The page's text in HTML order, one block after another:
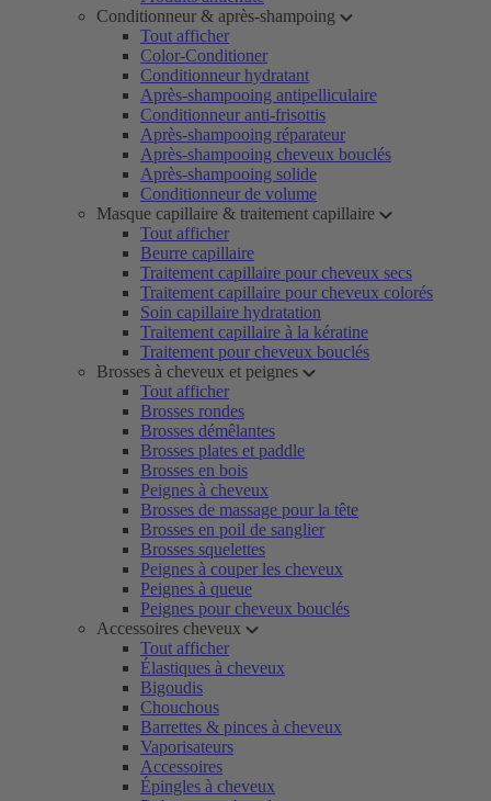
Conditionneur & après-shampoing
Tout afficher
Color-Conditioner
Conditionneur hydratant
Après-shampooing antipelliculaire
Conditionneur anti-frisottis
Après-shampooing réparateur
Après-shampooing cheveux bouclés
Après-shampooing solide
Conditionneur de volume
Masque capillaire & traitement capillaire
Tout afficher
Beurre capillaire
Traitement capillaire pour cheveux secs
Traitement capillaire pour cheveux colorés
Soin capillaire hydratation
Traitement capillaire à la kératine
Traitement pour cheveux bouclés
Brosses à cheveux et peignes
Tout afficher
Brosses rondes
Brosses démêlantes
Brosses plates et paddle
Brosses en bois
Peignes à cheveux
Brosses de massage pour la tête
Brosses en poil de sanglier
Brosses squelettes
Peignes à couper les cheveux
Peignes à queue
Peignes pour cheveux bouclés
Accessoires cheveux
Tout afficher
Élastiques à cheveux
Bigoudis
Chouchous
Barrettes & pinces à cheveux
Vaporisateurs
Accessoires
Épingles à cheveux